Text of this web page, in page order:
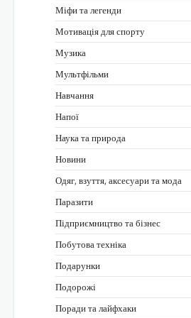
Міфи та легенди
Мотивація для спорту
Музика
Мультфільми
Навчання
Напої
Наука та природа
Новини
Одяг, взуття, аксесуари та мода
Паразити
Підприємництво та бізнес
Побутова техніка
Подарунки
Подорожі
Поради та лайфхаки